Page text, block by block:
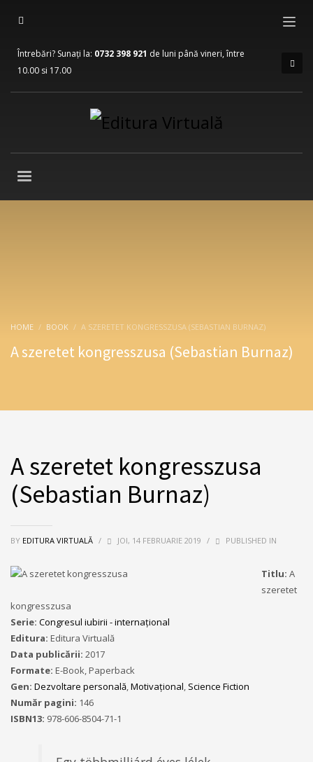
Întrebări? Sunați la: 0732 398 921 de luni până vineri, între
10.00 si 17.00
HOME BOOK A SZERETET KONGRESSZUSA (SEBASTIAN BURNAZ)
A szeretet kongresszusa (Sebastian Burnaz)
A szeretet kongresszusa
(Sebastian Burnaz)
BY EDITURA VIRTUALĂ / JOI, 14 FEBRUARIE 2019 / PUBLISHED IN
Titlu: A
szeretet
kongresszusa
Serie: Congresul iubirii - internațional
Editura: Editura Virtuală
Data publicării: 2017
Formate: E-Book, Paperback
Gen: Dezvoltare personală Motivațional Science Fiction
Număr pagini: 146
ISBN13: 978-606-8504-71-1